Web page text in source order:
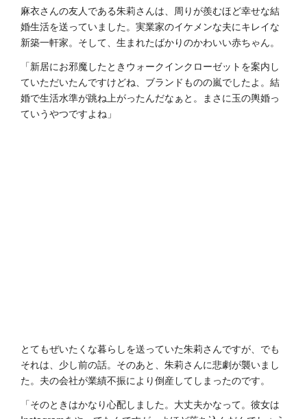
麻衣さんの友人である朱莉さんは、周りが羨むほど幸せな結
婚生活を送っていました。実業家のイケメンな夫にキレイな
新築一軒家。そして、生まれたばかりのかわいい赤ちゃん。
「新居にお邪魔したときウォークインクローゼットを案内し
ていただいたんですけどね、ブランドものの嵐でしたよ。結
婚で生活水準が跳ね上がったんだなぁと。まさに玉の輿婚っ
ていうやつですよね」
とてもぜいたくな暮らしを送っていた朱莉さんですが、でも
それは、少し前の話。そのあと、朱莉さんに悲劇が襲いまし
た。夫の会社が業績不振により倒産してしまったのです。
「そのときはかなり心配しました。大丈夫かなって。彼女は